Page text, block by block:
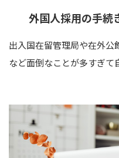
外国人採用の手続
出入国在留管理局や在外
など面倒なことが多すぎて